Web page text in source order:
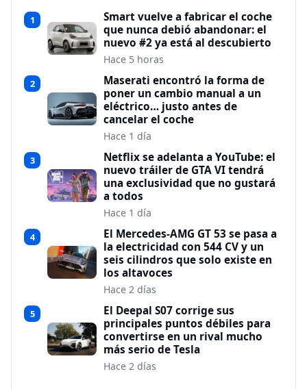
1
Smart vuelve a fabricar el coche
que nunca debió abandonar: el
nuevo #2 ya está al descubierto
Hace 5 horas
2
Maserati encontró la forma de
poner un cambio manual a un
eléctrico… justo antes de
cancelar el coche
Hace 1 día
3
Netflix se adelanta a YouTube: el
nuevo tráiler de GTA VI tendrá
una exclusividad que no gustará
a todos
Hace 1 día
4
El Mercedes-AMG GT 53 se pasa a
la electricidad con 544 CV y un
seis cilindros que solo existe en
los altavoces
Hace 2 días
5
El Deepal S07 corrige sus
principales puntos débiles para
convertirse en un rival mucho
más serio de Tesla
Hace 2 días